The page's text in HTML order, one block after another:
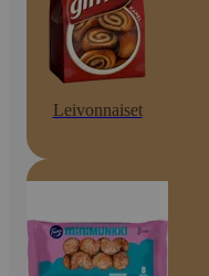
Leivonnaiset